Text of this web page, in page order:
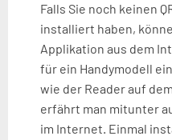
Falls Sie noch keinen
installiert haben,
Applikation aus dem
für ein Handymodell
wie der Reader auf
erfährt man mitunter
im Internet. Einmal